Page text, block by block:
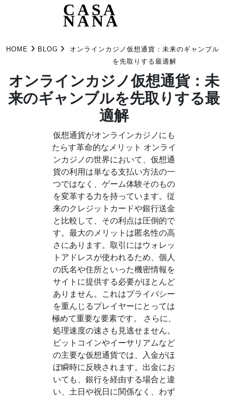
CASA
NANA
HOME BLOG
オンラインカジノ仮想通貨：未来のギャンブル
を先取りする最適解
オンラインカジノ仮想通貨：未
来のギャンブルを先取りする最
適解
仮想通貨がオンラインカジノにも
たらす革命的なメリット オンライ
ンカジノの世界において、仮想通
貨の利用は単なる支払い方法の一
つではなく、ゲーム体験そのもの
を変革する力を持っています。従
来のクレジットカードや銀行送金
と比較して、その利点は圧倒的で
す。最大のメリットは匿名性の高
さにあります。取引にはウォレッ
トアドレスが使われるため、個人
の氏名や住所といった機密情報を
サイトに提供する必要がほとんど
ありません。これはプライバシー
を重んじるプレイヤーにとっては
極めて重要な要素です。 さらに、
処理速度の速さも見逃せません。
ビットコインやイーサリアムなど
の主要な仮想通貨では、入金がほ
ぼ瞬時に反映されます。出金にお
いても、銀行を経由する場合と違
い、土日や祝日に関係なく、わず